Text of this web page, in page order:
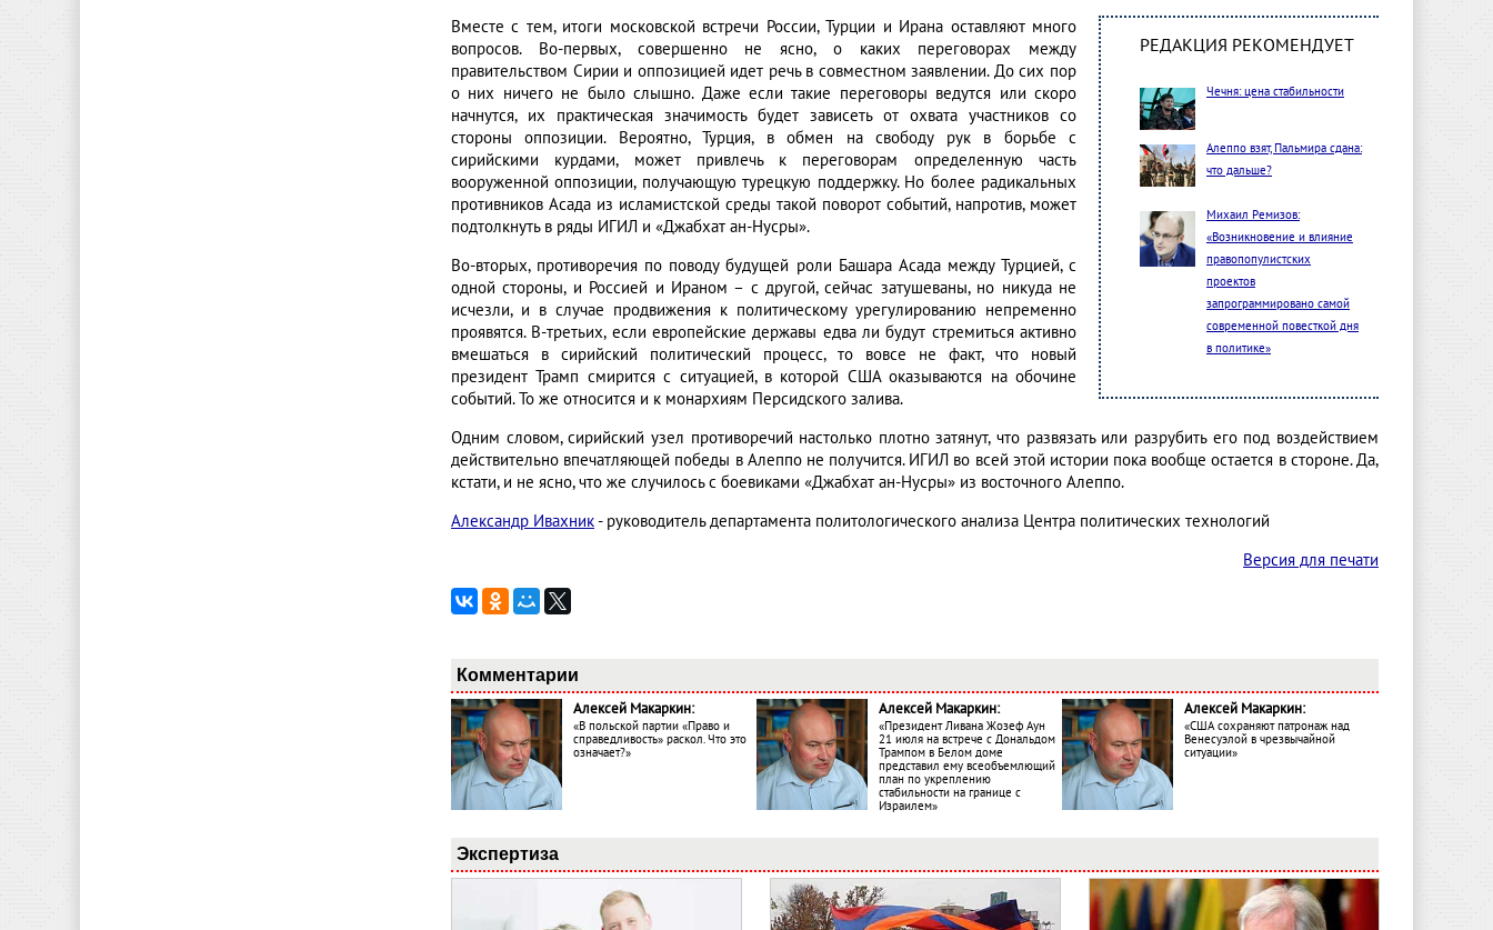
РЕДАКЦИЯ РЕКОМЕНДУЕТ
Чечня: цена стабильности
Алеппо взят, Пальмира сдана:
что дальше?
Михаил Ремизов:
«Возникновение и влияние
правопопулистских
проектов
запрограммировано самой
современной повесткой дня
в политике»
Вместе с тем, итоги московской встречи России, Турции и Ирана оставляют много
вопросов. Во-первых, совершенно не ясно, о каких переговорах между
правительством Сирии и оппозицией идет речь в совместном заявлении. До сих пор
о них ничего не было слышно. Даже если такие переговоры ведутся или скоро
начнутся, их практическая значимость будет зависеть от охвата участников со
стороны оппозиции. Вероятно, Турция, в обмен на свободу рук в борьбе с
сирийскими курдами, может привлечь к переговорам определенную часть
вооруженной оппозиции, получающую турецкую поддержку. Но более радикальных
противников Асада из исламистской среды такой поворот событий, напротив, может
подтолкнуть в ряды ИГИЛ и «Джабхат ан-Нусры».
Во-вторых, противоречия по поводу будущей роли Башара Асада между Турцией, с
одной стороны, и Россией и Ираном – с другой, сейчас затушеваны, но никуда не
исчезли, и в случае продвижения к политическому урегулированию непременно
проявятся. В-третьих, если европейские державы едва ли будут стремиться активно
вмешаться в сирийский политический процесс, то вовсе не факт, что новый
президент Трамп смирится с ситуацией, в которой США оказываются на обочине
событий. То же относится и к монархиям Персидского залива.
Одним словом, сирийский узел противоречий настолько плотно затянут, что развязать или разрубить его под воздействием
действительно впечатляющей победы в Алеппо не получится. ИГИЛ во всей этой истории пока вообще остается в стороне. Да,
кстати, и не ясно, что же случилось с боевиками «Джабхат ан-Нусры» из восточного Алеппо.
Александр Ивахник- руководитель департамента политологического анализа Центра политических технологий
Версия для печати
Комментарии
Алексей Макаркин:
«В польской партии «Право и
справедливость» раскол. Что это
означает?»
Алексей Макаркин:
«Президент Ливана Жозеф Аун
21 июля на встрече с Дональдом
Трампом в Белом доме
представил ему всеобъемлющий
план по укреплению
стабильности на границе с
Израилем»
Алексей Макаркин:
«США сохраняют патронаж над
Венесуэлой в чрезвычайной
ситуации»
Экспертиза